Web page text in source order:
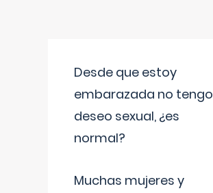
Desde que estoy
embarazada no tengo
deseo sexual, ¿es
normal?
Muchas mujeres y